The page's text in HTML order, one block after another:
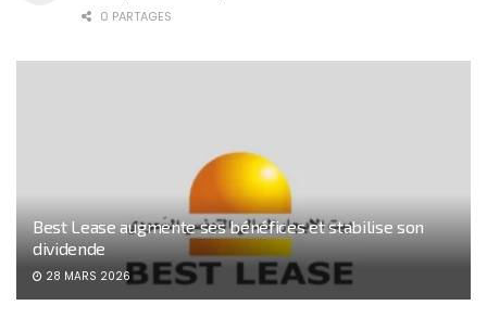
0 PARTAGES
Best Lease augmente ses bénéfices et stabilise son
dividende
28 MARS 2026